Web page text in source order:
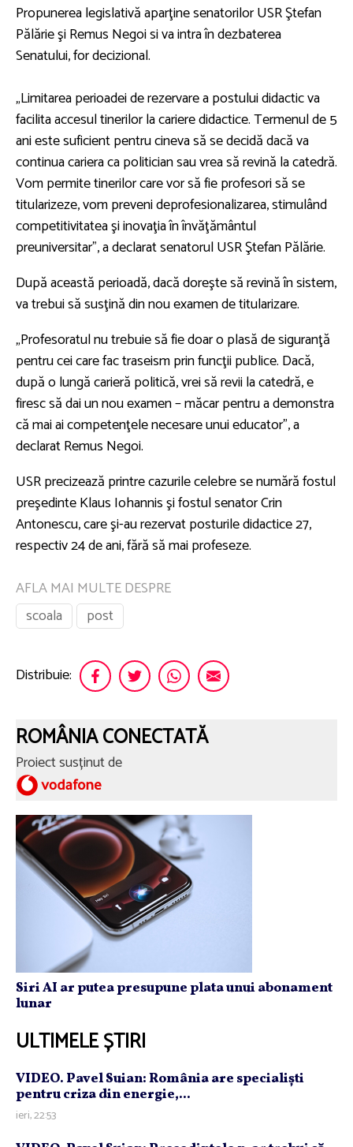
Propunerea legislativă aparţine senatorilor USR Ştefan
Pălărie şi Remus Negoi si va intra în dezbaterea
Senatului, for decizional.
„Limitarea perioadei de rezervare a postului didactic va
facilita accesul tinerilor la cariere didactice. Termenul de 5
ani este suficient pentru cineva să se decidă dacă va
continua cariera ca politician sau vrea să revină la catedră.
Vom permite tinerilor care vor să fie profesori să se
titularizeze, vom preveni deprofesionalizarea, stimulând
competitivitatea şi inovaţia în învăţământul
preuniversitar”, a declarat senatorul USR Ştefan Pălărie.
După această perioadă, dacă doreşte să revină în sistem,
va trebui să susţină din nou examen de titularizare.
„Profesoratul nu trebuie să fie doar o plasă de siguranţă
pentru cei care fac traseism prin funcţii publice. Dacă,
după o lungă carieră politică, vrei să revii la catedră, e
firesc să dai un nou examen – măcar pentru a demonstra
că mai ai competenţele necesare unui educator”, a
declarat Remus Negoi.
USR precizează printre cazurile celebre se numără fostul
preşedinte Klaus Iohannis şi fostul senator Crin
Antonescu, care şi-au rezervat posturile didactice 27,
respectiv 24 de ani, fără să mai profeseze.
AFLA MAI MULTE DESPRE
scoala
post
Distribuie:
ROMÂNIA CONECTATĂ
Proiect susținut de
Siri AI ar putea presupune plata unui abonament
lunar
ULTIMELE ȘTIRI
VIDEO. Pavel Suian: România are specialişti
pentru criza din energie,...
ieri, 22:53